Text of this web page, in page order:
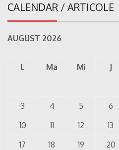
CALENDAR / ARTICOLE
AUGUST 2026
L Ma Mi J
3
4 5 6
10
11 12 13
17
18 19 20